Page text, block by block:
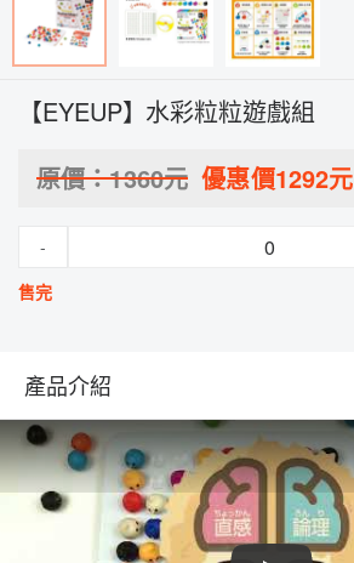
【EYEUP】水彩粒粒遊戲組
原價：1360元 優惠價1292元
-
售完
產品介紹